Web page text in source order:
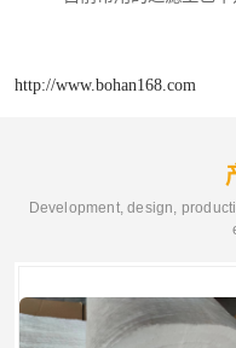
http://www.bohan168.com
Development, design,